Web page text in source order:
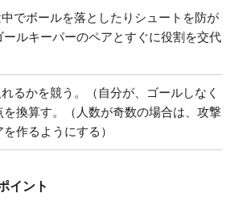
でボールを落としたりシュートを防が
ールキーパーのペアとすぐに役割を交代
るかを競う。（自分が、ゴールしなく
換算す。（人数が奇数の場合は、攻撃
作るようにする）
イント